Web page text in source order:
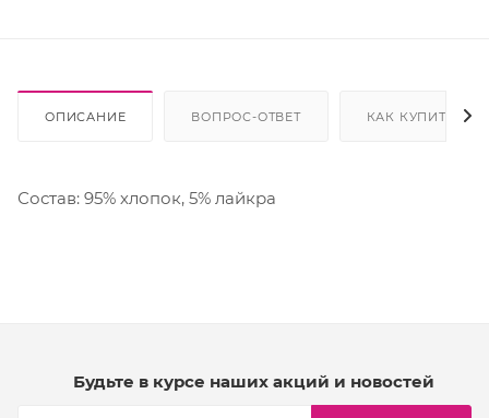
ОПИСАНИЕ ВОПРОС-ОТВЕТ КАК КУПИТЬ
Состав: 95% хлопок, 5% лайкра
Будьте в курсе наших акций и новостей